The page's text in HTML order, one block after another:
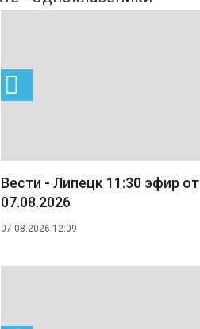
Вести - Липецк 11:30 эфир от
07.08.2026
07.08.2026 12:09